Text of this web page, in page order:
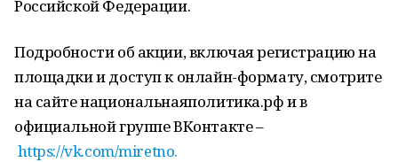
Российской Федерации.
Подробности об акции, включая регистрацию на
площадки и доступ к онлайн-формату, смотрите
на сайте национальнаяполитика.рф и в
официальной группе ВКонтакте –
https://vk.com/miretno.